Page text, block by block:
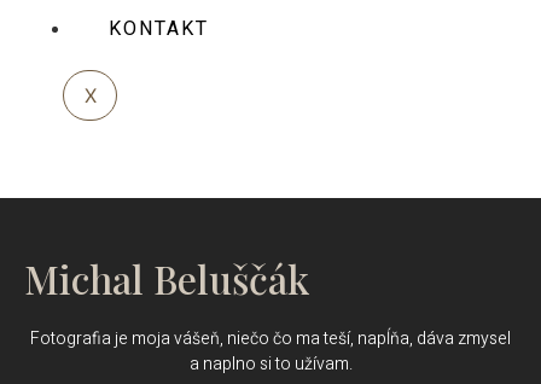
KONTAKT
X
Michal Beluščák
Fotografia je moja vášeň, niečo čo ma teší, napĺňa, dáva zmysel
a naplno si to užívam.